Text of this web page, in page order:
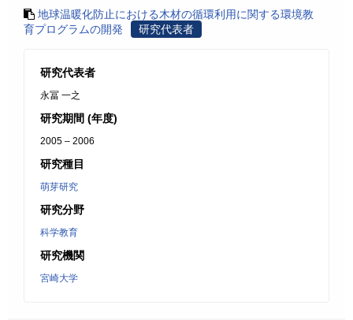
地球温暖化防止における木材の循環利用に関する環境教
育プログラムの開発
研究代表者
研究代表者
永冨 一之
研究期間 (年度)
2005 – 2006
研究種目
萌芽研究
研究分野
科学教育
研究機関
宮崎大学